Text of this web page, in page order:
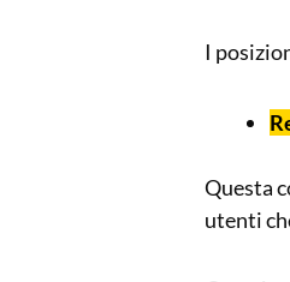
I
Questa
utenti